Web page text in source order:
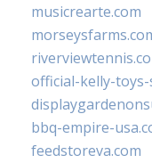
musicrearte.com
official-kelly-
bbq-empire-
feedstoreva.com